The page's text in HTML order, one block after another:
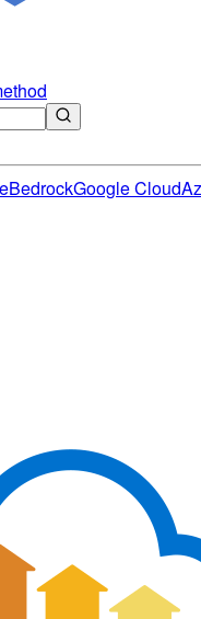
BedrockGoogle Cloud